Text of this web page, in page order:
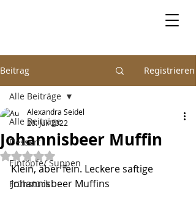
Beitrag Registrieren
Alle Beiträge
Dessert
Eintöpfe/ Suppen
Frühstück
Alle Beiträge
Johannisbeer Muffin
Alexandra Seidel
20. Juli 2022
Mit NaN von 5 Sternen bewertet.
Klein, aber fein. Leckere saftige
Johannisbeer Muffins